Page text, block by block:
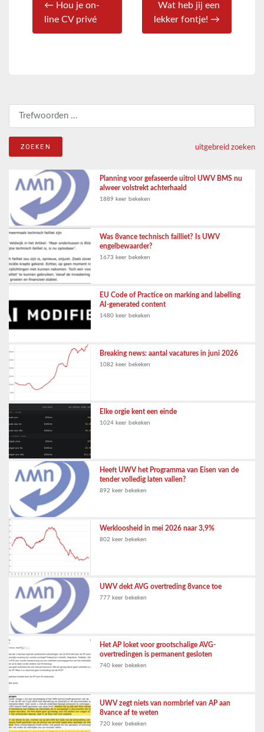
← Hou je on-
line CV privé
Wat heb jij een
lekker fontje! →
Zoeken naar:
uitgebreid zoeken
Planning voor gefaseerde uitrol UWV BMS nu
alweer volstrekt achterhaald
1889 keer bekeken
Was 8vance technisch failliet? Is UWV
engelbewaarder?
1673 keer bekeken
EU Code of Practice on marking and labelling
AI-generated content
1480 keer bekeken
Breaking news: aantal vacatures in juni 2026
1082 keer bekeken
Elke orgie kent een einde
1024 keer bekeken
Heeft UWV het Programma van Eisen van de
tender volledig laten vallen?
892 keer bekeken
Werkloosheid in mei 2026 naar 3,9%
802 keer bekeken
UWV dekt AVG overtreding 8vance toe
777 keer bekeken
Het AP loket voor grootschalige AVG-
overtredingen is permanent gesloten
740 keer bekeken
UWV zegt niets van normbrief van AP aan
8vance af te weten
720 keer bekeken